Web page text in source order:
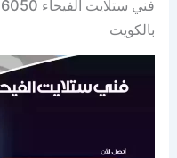
بالكويت